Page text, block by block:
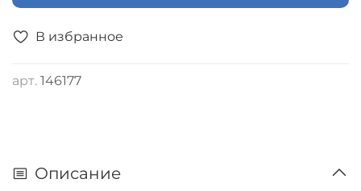
В избранное
арт. 146177
Описание